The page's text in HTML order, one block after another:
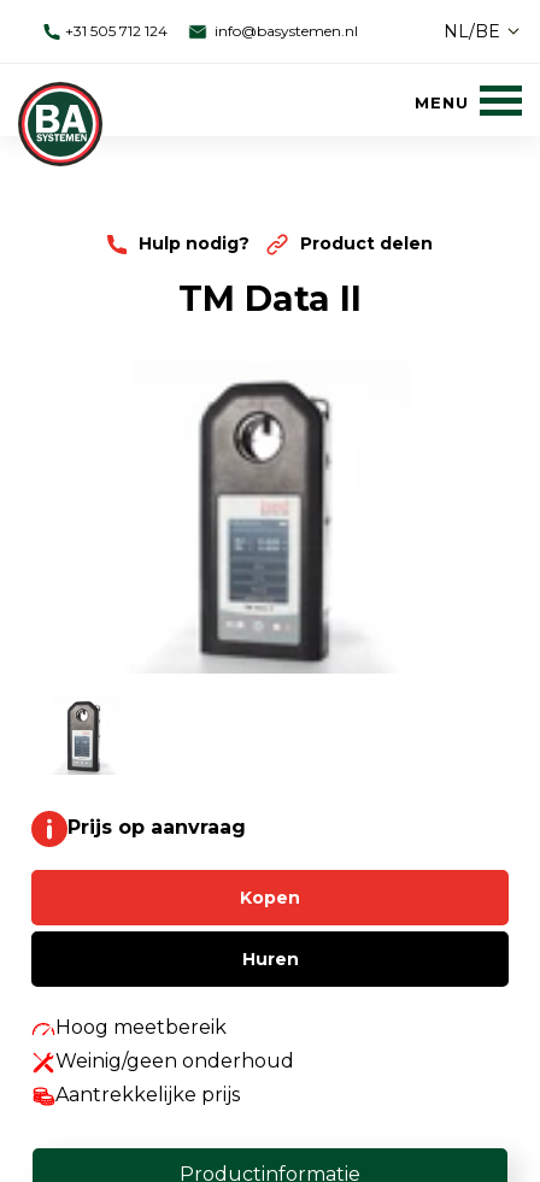
+31 505 712 124 info@basystemen.nl NL/BE
Hulp nodig? Product delen
TM Data II
Prijs op aanvraag
Huren
Kopen
Hoog meetbereik
Weinig/geen onderhoud
Aantrekkelijke prijs
Productinformatie